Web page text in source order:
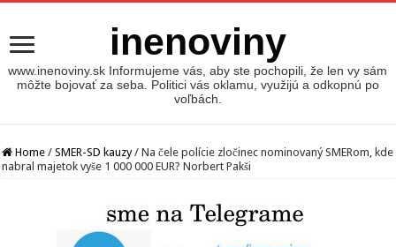
inenoviny
www.inenoviny.sk Informujeme vás, aby ste pochopili, že len vy sám
môžte bojovať za seba. Politici vás oklamu, využijú a odkopnú po
voľbách.
Home / SMER-SD kauzy / Na čele polície zločinec nominovaný SMERom, kde
nabral majetok vyše 1 000 000 EUR? Norbert Pakši